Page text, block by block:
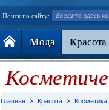
Поиск по сайту:
Мода Красота
Главная Красота Косметика